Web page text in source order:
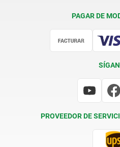
PAGAR DE
PROVEEDOR DE